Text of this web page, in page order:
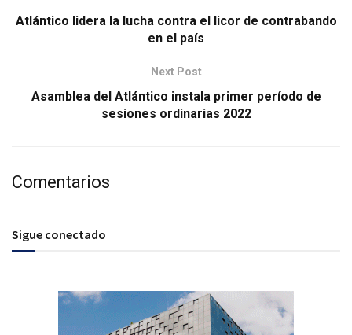
Atlántico lidera la lucha contra el licor de contrabando
en el país
Next Post
Asamblea del Atlántico instala primer período de
sesiones ordinarias 2022
Comentarios
Sigue conectado